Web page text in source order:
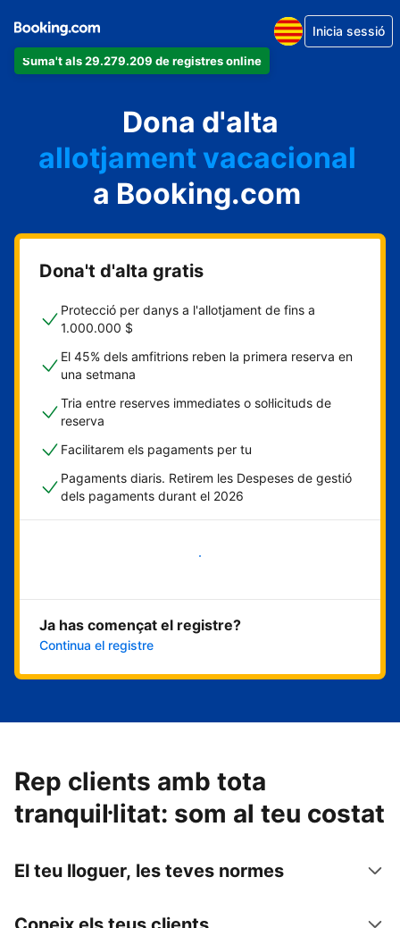
Suma't als 29.279.209 de registres online
Inicia sessió
Dona d'alta
un apartament
un hotel
allotjament vacacional
un hostal
una casa rural
a Booking.com
Dona't d'alta gratis
Protecció per danys a l'allotjament de fins a
1.000.000 $
El 45% dels amfitrions reben la primera reserva en
una setmana
Tria entre reserves immediates o sol·licituds de
reserva
Facilitarem els pagaments per tu
Pagaments diaris. Retirem les Despeses de gestió
dels pagaments durant el 2026
Comença ara
Ja has començat el registre?
Continua el registre
Rep clients amb tota
tranquil·litat: som al teu costat
El teu lloguer, les teves normes